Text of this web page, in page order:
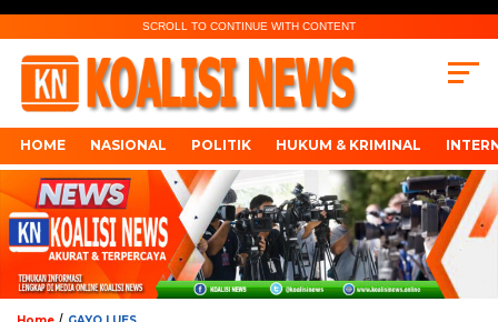
SCROLL TO CONTINUE WITH CONTENT
HOME NASIONAL POLITIK HUKUM & KRIMINAL